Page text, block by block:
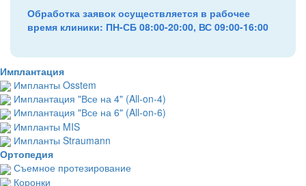
Обработка заявок осуществляется в рабочее
время клиники: ПН-СБ 08:00-20:00, ВС 09:00-16:00
Имплантация
Импланты Osstem
Имплантация "Все на 4" (All-on-4)
Имплантация "Все на 6" (All-on-6)
Импланты MIS
Импланты Straumann
Ортопедия
Съемное протезирование
Коронки